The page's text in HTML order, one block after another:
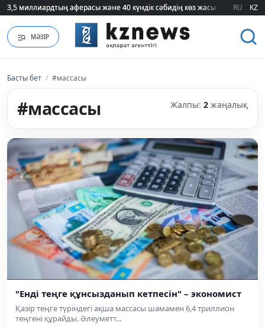
3,5 миллиардтың аферасы және 40 күндік сәбидің көз жасы:
3,5 миллиардтың аферасы және 40 күндік сәбидің көз жасы: RU KZ
МӘЗІР
Басты бет / #массасы
#массасы Жалпы: 2 жаңалық
"Енді теңге құнсызданып кетпесін" – экономист
Қазір теңге түріндегі ақша массасы шамамен 6,4 триллион
теңгені құрайды. Әлеуметт...